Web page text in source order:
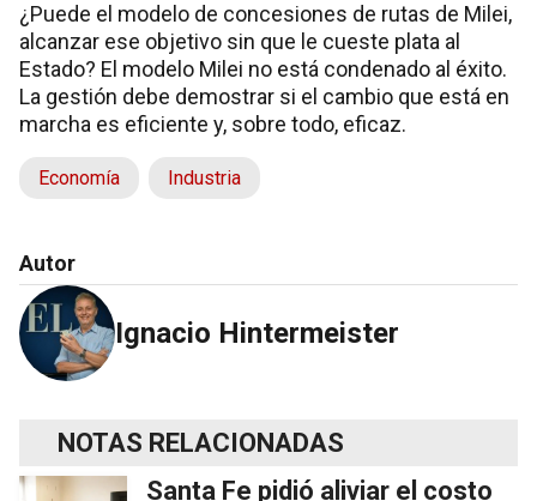
¿Puede el modelo de concesiones de rutas de Milei,
alcanzar ese objetivo sin que le cueste plata al
Estado? El modelo Milei no está condenado al éxito.
La gestión debe demostrar si el cambio que está en
marcha es eficiente y, sobre todo, eficaz.
Economía Industria
Autor
Ignacio Hintermeister
NOTAS RELACIONADAS
Santa Fe pidió aliviar el costo